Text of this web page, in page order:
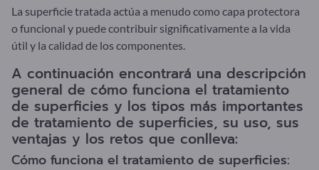
La superficie tratada actúa a menudo como capa protectora
o funcional y puede contribuir significativamente a la vida
útil y la calidad de los componentes.
A continuación encontrará una descripción
general de cómo funciona el tratamiento
de superficies y los tipos más importantes
de tratamiento de superficies, su uso, sus
ventajas y los retos que conlleva:
Cómo funciona el tratamiento de superficies: